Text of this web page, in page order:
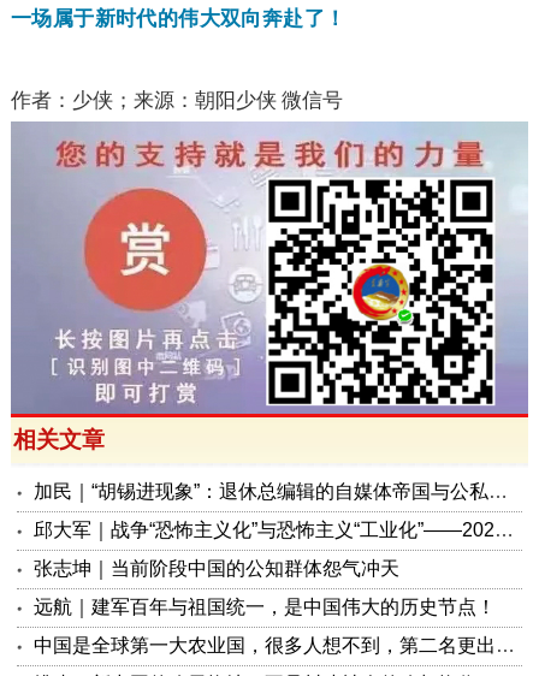
一场属于新时代的伟大双向奔赴了！
作者：少侠；来源：朝阳少侠 微信号
相关文章
加民｜“胡锡进现象”：退休总编辑的自媒体帝国与公私边界之问
邱大军｜战争“恐怖主义化”与恐怖主义“工业化”——2026年混合冲突模式观察报告
张志坤｜当前阶段中国的公知群体怨气冲天
远航｜建军百年与祖国统一，是中国伟大的历史节点！
中国是全球第一大农业国，很多人想不到，第二名更出人意料